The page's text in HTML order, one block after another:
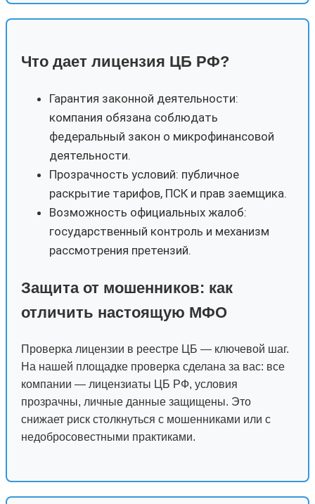
Что дает лицензия ЦБ РФ?
Гарантия законной деятельности:
компания обязана соблюдать
федеральный закон о микрофинансовой
деятельности.
Прозрачность условий: публичное
раскрытие тарифов, ПСК и прав заемщика.
Возможность официальных жалоб:
государственный контроль и механизм
рассмотрения претензий.
Защита от мошенников: как
отличить настоящую МФО
Проверка лицензии в реестре ЦБ — ключевой шаг.
На нашей площадке проверка сделана за вас: все
компании — лицензиаты ЦБ РФ, условия
прозрачны, личные данные защищены. Это
снижает риск столкнуться с мошенниками или с
недобросовестными практиками.